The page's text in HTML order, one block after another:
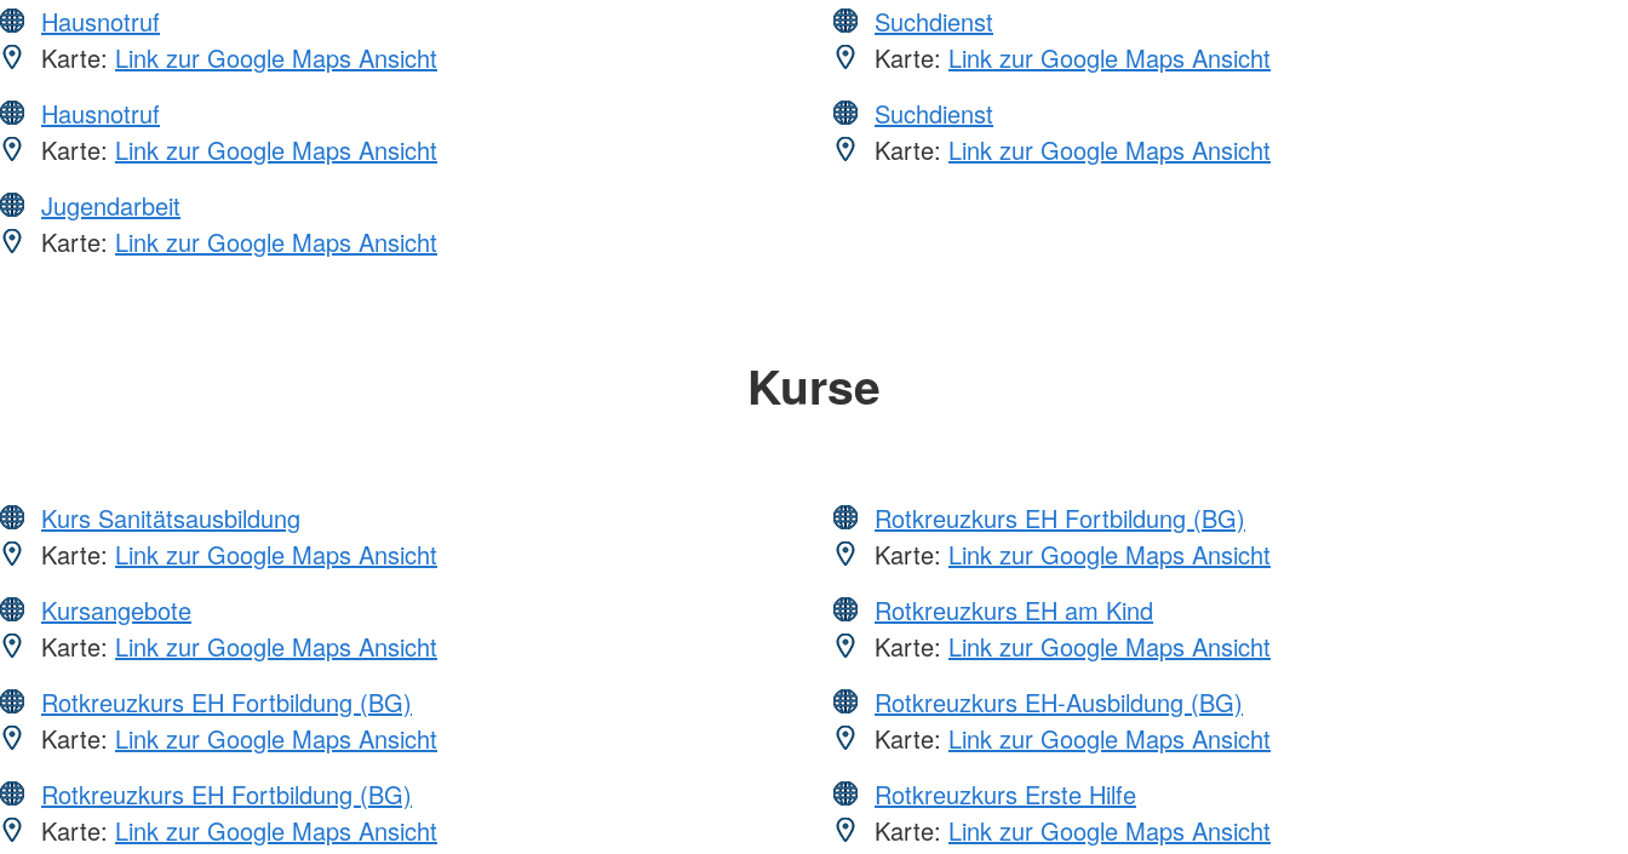
Hausnotruf
Karte: Link zur Google Maps Ansicht
Hausnotruf
Karte: Link zur Google Maps Ansicht
Jugendarbeit
Karte: Link zur Google Maps Ansicht
Suchdienst
Karte: Link zur Google Maps Ansicht
Suchdienst
Karte: Link zur Google Maps Ansicht
Kurse
Kurs Sanitätsausbildung
Karte: Link zur Google Maps Ansicht
Kursangebote
Karte: Link zur Google Maps Ansicht
Rotkreuzkurs EH Fortbildung (BG)
Karte: Link zur Google Maps Ansicht
Rotkreuzkurs EH Fortbildung (BG)
Karte: Link zur Google Maps Ansicht
Rotkreuzkurs EH Fortbildung (BG)
Karte: Link zur Google Maps Ansicht
Rotkreuzkurs EH am Kind
Karte: Link zur Google Maps Ansicht
Rotkreuzkurs EH-Ausbildung (BG)
Karte: Link zur Google Maps Ansicht
Rotkreuzkurs Erste Hilfe
Karte: Link zur Google Maps Ansicht